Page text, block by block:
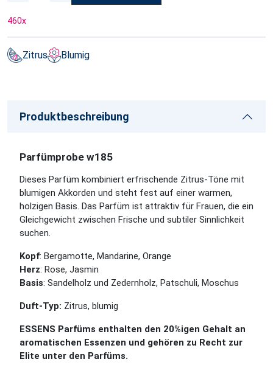
460x
Zitrus Blumig
Produktbeschreibung
Parfümprobe w185
Dieses Parfüm kombiniert erfrischende Zitrus-Töne mit
blumigen Akkorden und steht fest auf einer warmen,
holzigen Basis. Das Parfüm ist attraktiv für Frauen, die ein
Gleichgewicht zwischen Frische und subtiler Sinnlichkeit
suchen.
Kopf: Bergamotte, Mandarine, Orange
Herz: Rose, Jasmin
Basis: Sandelholz und Zedernholz, Patschuli, Moschus
Duft-Typ: Zitrus, blumig
ESSENS Parfüms enthalten den 20%igen Gehalt an
aromatischen Essenzen und gehören zu Recht zur
Elite unter den Parfüms.